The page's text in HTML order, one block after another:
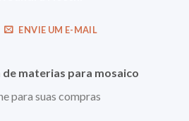
ENVIE UM E-MAIL
de materias para mosaico
para suas compras